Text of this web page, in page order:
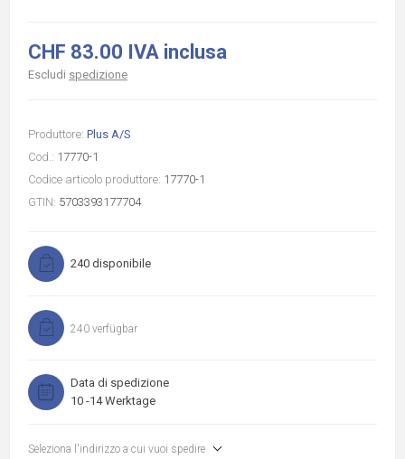
CHF 83.00 IVA inclusa
Escludi spedizione
Produttore: Plus A/S
Cod.: 17770-1
Codice articolo produttore: 17770-1
GTIN: 5703393177704
240 disponibile
240 verfügbar
Data di spedizione
10 -14 Werktage
Seleziona l'indirizzo a cui vuoi spedire